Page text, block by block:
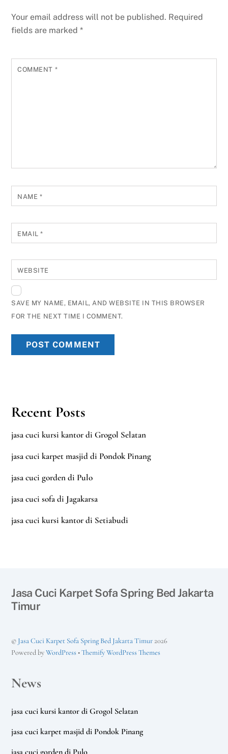
Your email address will not be published. Required
fields are marked*
COMMENT *
NAME *
EMAIL*
WEBSITE
SAVE MY NAME, EMAIL, AND WEBSITE IN THIS BROWSER
FOR THE NEXT TIME I COMMENT.
Recent Posts
jasa cuci kursi kantor di Grogol Selatan
jasa cuci karpet masjid di Pondok Pinang
jasa cuci gorden di Pulo
jasa cuci sofa di Jagakarsa
jasa cuci kursi kantor di Setiabudi
Jasa Cuci Karpet Sofa Spring Bed Jakarta
Timur
© Jasa Cuci Karpet Sofa Spring Bed Jakarta Timur2026
Powered byWordPress •Themify WordPress Themes
News
jasa cuci kursi kantor di Grogol Selatan
jasa cuci karpet masjid di Pondok Pinang
jasa cuci gorden di Pulo